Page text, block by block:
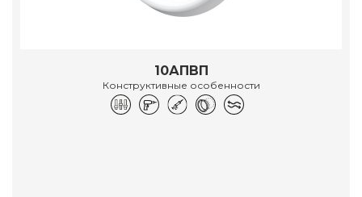
10АПВП
Конструктивные особенности